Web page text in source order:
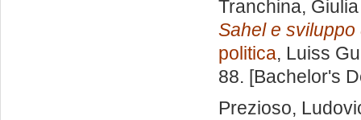
Tranchina, Giulia
Sahel e sviluppo
politica, Luiss
88. [Bachelor's
Prezioso,